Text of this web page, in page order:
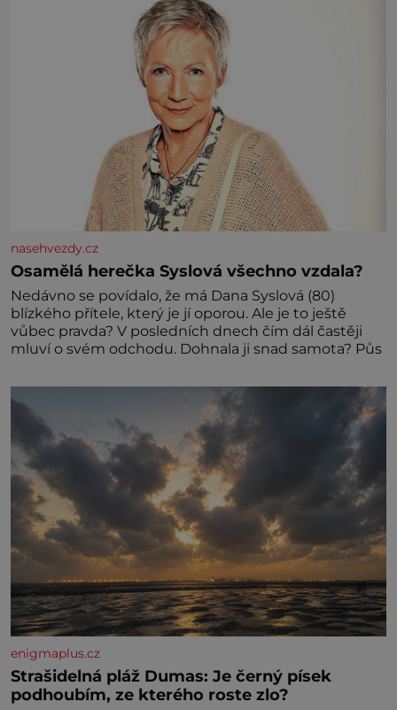
nasehvezdy.cz
Osamělá herečka Syslová všechno vzdala?
Nedávno se povídalo, že má Dana Syslová (80)
blízkého přítele, který je jí oporou. Ale je to ještě
vůbec pravda? V posledních dnech čím dál častěji
mluví o svém odchodu. Dohnala ji snad samota? Půs
enigmaplus.cz
Strašidelná pláž Dumas: Je černý písek
podhoubím, ze kterého roste zlo?